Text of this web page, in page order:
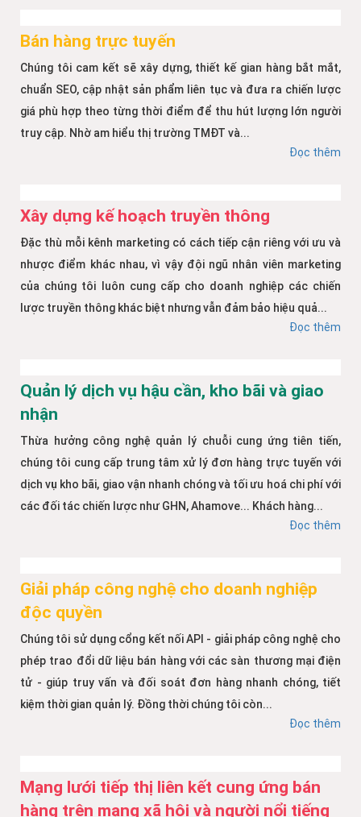
Bán hàng trực tuyến
Chúng tôi cam kết sẽ xây dựng, thiết kế gian hàng bắt mắt,
chuẩn SEO, cập nhật sản phẩm liên tục và đưa ra chiến lược
giá phù hợp theo từng thời điểm để thu hút lượng lớn người
truy cập. Nhờ am hiểu thị trường TMĐT và...
Đọc thêm
Xây dựng kế hoạch truyền thông
Đặc thù mỗi kênh marketing có cách tiếp cận riêng với ưu và
nhược điểm khác nhau, vì vậy đội ngũ nhân viên marketing
của chúng tôi luôn cung cấp cho doanh nghiệp các chiến
lược truyền thông khác biệt nhưng vẫn đảm bảo hiệu quả...
Đọc thêm
Quản lý dịch vụ hậu cần, kho bãi và giao
nhận
Thừa hưởng công nghệ quản lý chuỗi cung ứng tiên tiến,
chúng tôi cung cấp trung tâm xử lý đơn hàng trực tuyến với
dịch vụ kho bãi, giao vận nhanh chóng và tối ưu hoá chi phí với
các đối tác chiến lược như GHN, Ahamove... Khách hàng...
Đọc thêm
Giải pháp công nghệ cho doanh nghiệp
độc quyền
Chúng tôi sử dụng cổng kết nối API - giải pháp công nghệ cho
phép trao đổi dữ liệu bán hàng với các sàn thương mại điện
tử - giúp truy vấn và đối soát đơn hàng nhanh chóng, tiết
kiệm thời gian quản lý. Đồng thời chúng tôi còn...
Đọc thêm
Mạng lưới tiếp thị liên kết cung ứng bán
hàng trên mạng xã hội và người nổi tiếng